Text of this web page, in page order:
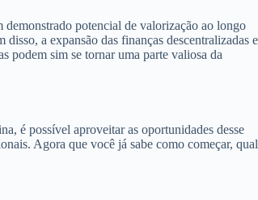
potencial de valorização ao longo
a expansão das finanças descentralizadas e
podem sim se tornar uma parte valiosa da
é possível aproveitar as oportunidades desse
Agora que você já sabe como começar, qual